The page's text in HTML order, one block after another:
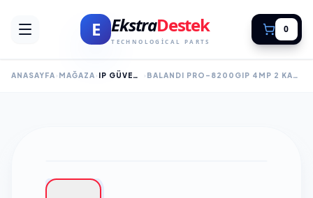
E EkstraDestek
TECHNOLOGICAL PARTS
0
ANASAYFA MAĞAZA IP GÜVENLİK KAMERALARI BALANDI PRO-8200GIP 4MP 2 KAMERALI 4G AOV ESIM SOLAR KAMERA, HIEASY YAZILIM